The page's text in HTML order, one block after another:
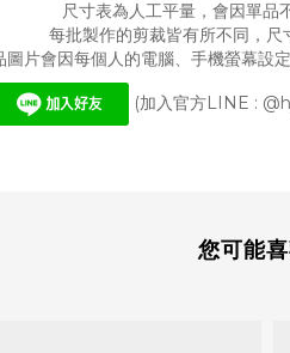
尺寸表為人工平量，會因單品
每批製作的剪裁皆有所不同，尺
圖片會因每個人的電腦、手機螢幕設
(加入官方LINE :
您可能